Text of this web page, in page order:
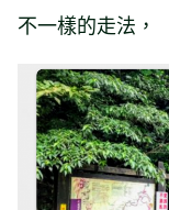
不一樣的走法，